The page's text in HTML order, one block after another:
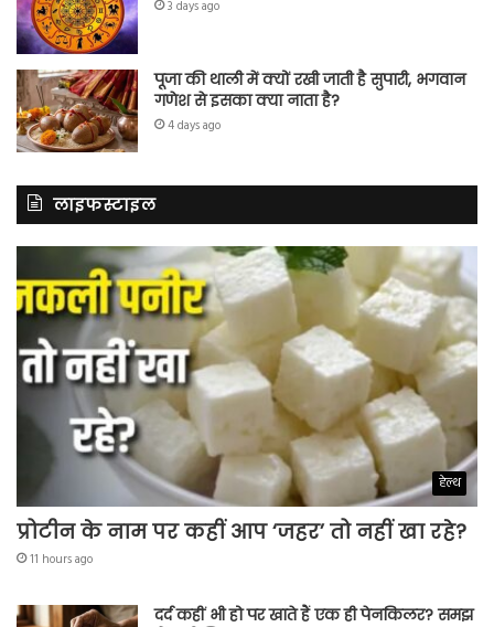
3 days ago
पूजा की थाली में क्यों रखी जाती है सुपारी, भगवान
गणेश से इसका क्या नाता है?
4 days ago
लाइफस्टाइल
हेल्थ
प्रोटीन के नाम पर कहीं आप ‘जहर’ तो नहीं खा रहे?
11 hours ago
दर्द कहीं भी हो पर खाते हैं एक ही पेनकिलर? समझ